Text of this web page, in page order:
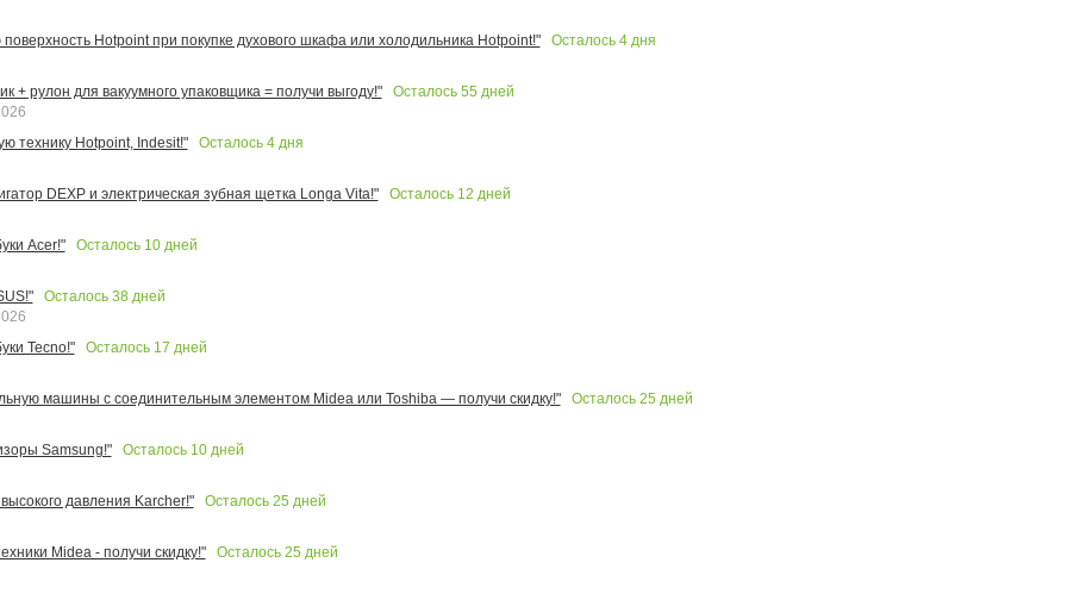
Hotpoint при покупке духового шкафа или холодильника Hotpoint!" Осталось 4дня
+ рулон для вакуумного упаковщика = получи выгоду!" Осталось 55 дней
технику Hotpoint, Indesit!"
Осталось 4дня
DEXP и электрическая зубная щетка Longa Vita!" Осталось 12 дней
Acer!" Осталось 10дней
Осталось 38дней
Tecno!"
Осталось 17 дней
машины с соединительным элементом Midea или Toshiba — получи скидку!" Осталось 25 дней
Samsung!" Осталось 10дней
давления Karcher!" Осталось 25 дней
Midea - получи скидку!" Осталось 25 дней